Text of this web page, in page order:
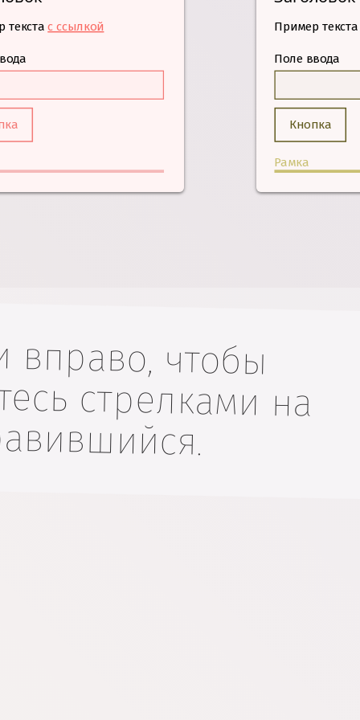
текста с ссылкой Пример текста
Поле ввода
Кнопка
Рамка
чтобы
стрелками на